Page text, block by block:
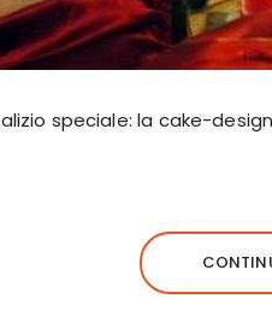
speciale: la cake-